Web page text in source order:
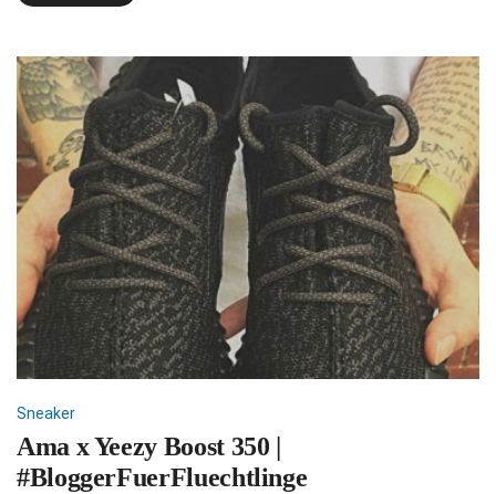
Sneaker
Ama x Yeezy Boost 350 |
#BloggerFuerFluechtlinge